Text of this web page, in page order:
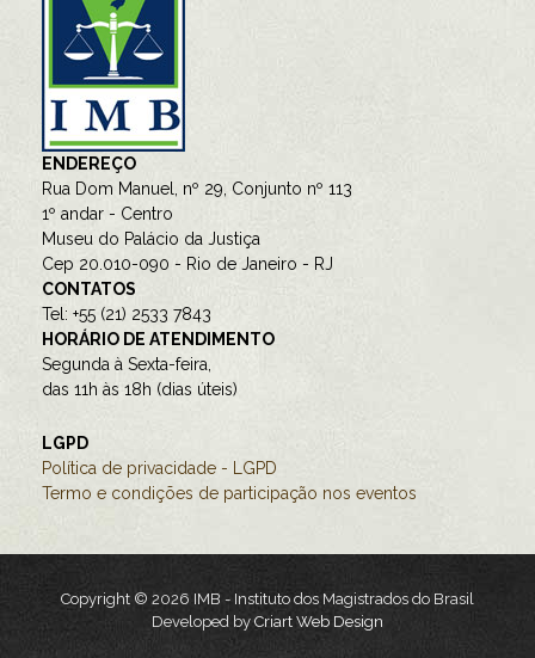
ENDEREÇO
Rua Dom Manuel, nº 29, Conjunto nº 113
1º andar - Centro
Museu do Palácio da Justiça
Cep 20.010-090 - Rio de Janeiro - RJ
CONTATOS
Tel: +55 (21) 2533 7843
HORÁRIO DE ATENDIMENTO
Segunda à Sexta-feira,
das 11h às 18h (dias úteis)
LGPD
Política de privacidade - LGPD
Termo e condições de participação nos eventos
Copyright © 2026 IMB - Instituto dos Magistrados do Brasil
Developed byCriart Web Design